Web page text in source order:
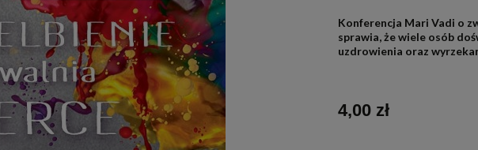
Konferencja Mari Vadi o
sprawia, że wiele osób
uzdrowienia oraz
4,00 zł